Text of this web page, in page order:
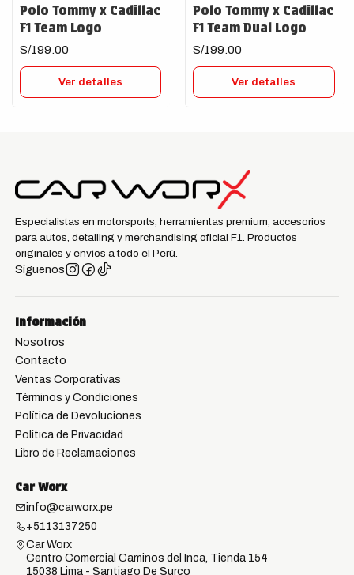
Polo Tommy x Cadillac
F1 Team Logo
S/199.00
Ver detalles
Polo Tommy x Cadillac
F1 Team Dual Logo
S/199.00
Ver detalles
Especialistas en motorsports, herramientas premium, accesorios
para autos, detailing y merchandising oficial F1. Productos
originales y envíos a todo el Perú.
Síguenos
Información
Nosotros
Contacto
Ventas Corporativas
Términos y Condiciones
Política de Devoluciones
Política de Privacidad
Libro de Reclamaciones
Car Worx
info@carworx.pe
+5113137250
Car Worx
Centro Comercial Caminos del Inca, Tienda 154
15038 Lima - Santiago De Surco